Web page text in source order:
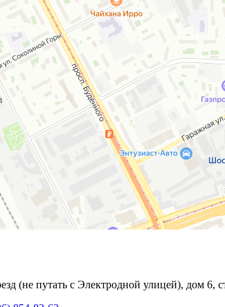
(не путать с Электродной улицей), дом 6,